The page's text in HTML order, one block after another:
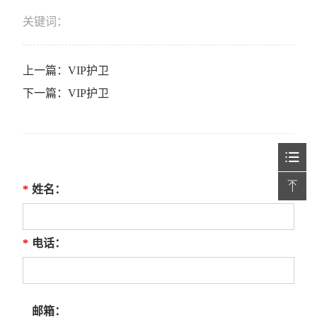
关键词：
上一篇：VIP护卫
下一篇：VIP护卫
* 姓名：
* 电话：
邮箱：